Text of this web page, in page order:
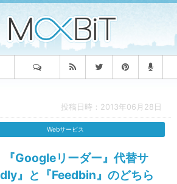
投稿日時：2013年06月28日
『Googleリーダー』代替サ
』と『Feedbin』のどちら
Webサービス